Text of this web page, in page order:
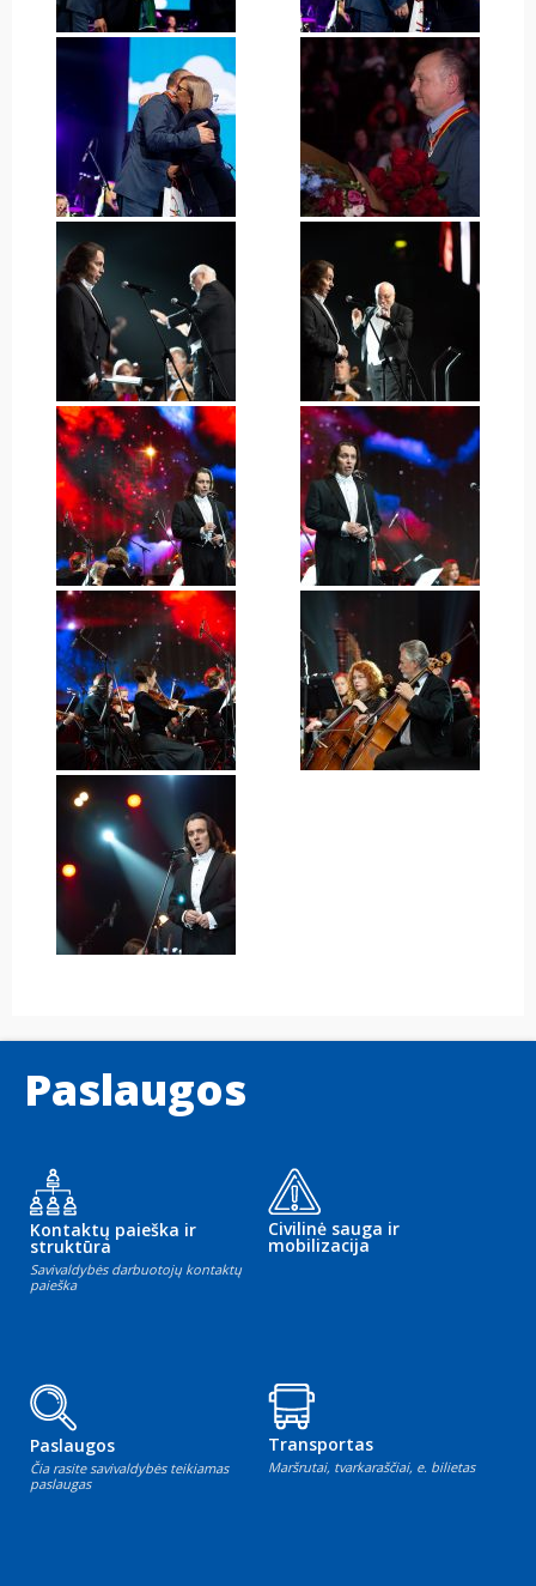
Paslaugos
Kontaktų paieška ir
struktūra
Savivaldybės darbuotojų kontaktų
paieška
Civilinė sauga ir
mobilizacija
Paslaugos
Čia rasite savivaldybės teikiamas
paslaugas
Transportas
Maršrutai, tvarkaraščiai, e. bilietas